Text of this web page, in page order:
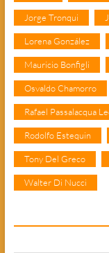
Jorge Tronqui
Lorena González
Mauricio Bonfigli
Osvaldo Chamorro
Rafael Passalacqua
Rodolfo Estequin
Tony Del Greco
Walter Di Nucci